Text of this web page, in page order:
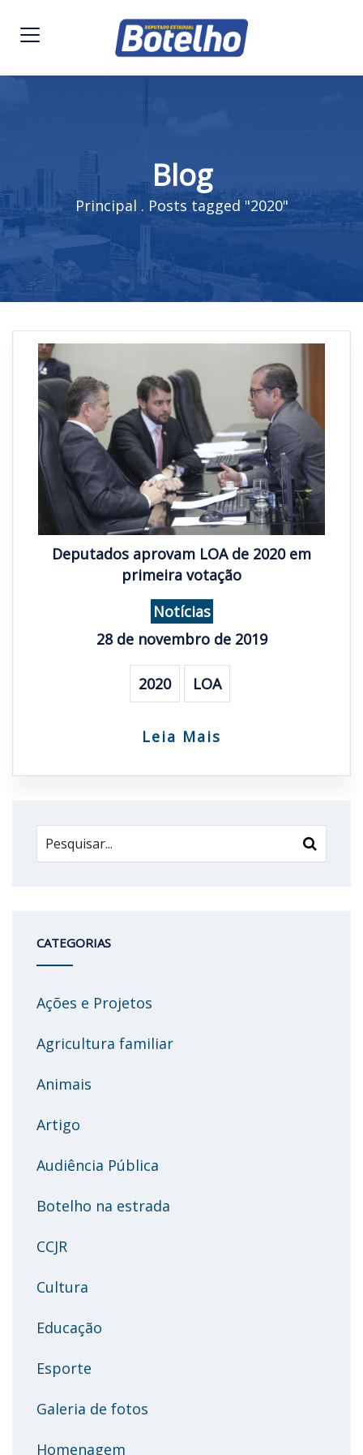
Blog
Principal . Posts tagged "2020"
Deputados aprovam LOA de 2020 em
primeira votação
Notícias
28 de novembro de 2019
2020 LOA
Leia Mais
CATEGORIAS
Ações e Projetos
Agricultura familiar
Animais
Artigo
Audiência Pública
Botelho na estrada
CCJR
Cultura
Educação
Esporte
Galeria de fotos
Homenagem